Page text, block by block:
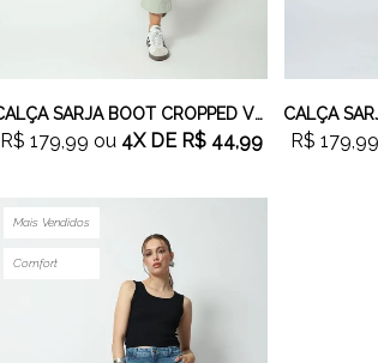
CALÇA SARJA BOOT CROPPED VERDE CLARO
R$ 179,99 ou 4XDE R$ 44,99 R$ 179,99
Mais Vendidos
Comfort